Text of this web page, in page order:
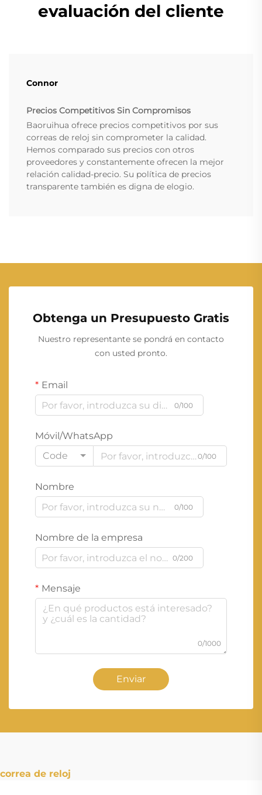
evaluación del cliente
Connor
Precios Competitivos Sin Compromisos
Baoruihua ofrece precios competitivos por sus
correas de reloj sin comprometer la calidad.
Hemos comparado sus precios con otros
proveedores y constantemente ofrecen la mejor
relación calidad-precio. Su política de precios
transparente también es digna de elogio.
Obtenga un Presupuesto Gratis
Nuestro representante se pondrá en contacto
con usted pronto.
Email
0/100
Móvil/WhatsApp
Code
0/100
Nombre
0/100
Nombre de la empresa
0/200
Mensaje
0/1000
Enviar
correa de reloj